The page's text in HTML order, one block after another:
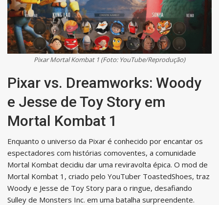
Pixar Mortal Kombat 1 (Foto: YouTube/Reprodução)
Pixar vs. Dreamworks: Woody
e Jesse de Toy Story em
Mortal Kombat 1
Enquanto o universo da Pixar é conhecido por encantar os
espectadores com histórias comoventes, a comunidade
Mortal Kombat decidiu dar uma reviravolta épica. O mod de
Mortal Kombat 1, criado pelo YouTuber ToastedShoes, traz
Woody e Jesse de Toy Story para o ringue, desafiando
Sulley de Monsters Inc. em uma batalha surpreendente.